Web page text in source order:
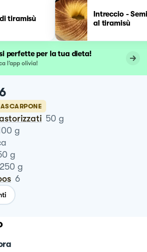
tiramisù
Intreccio -
al tiramisù
perfette per la tua dieta!
l’app olivia!
50 g
g
g
250 g
6